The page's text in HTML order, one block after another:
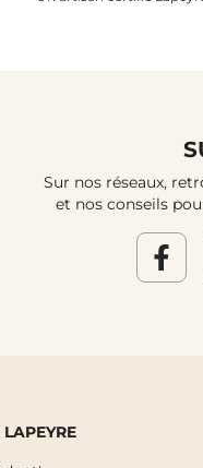
Sur nos réseaux,
et nos conseils
LAPEYRE